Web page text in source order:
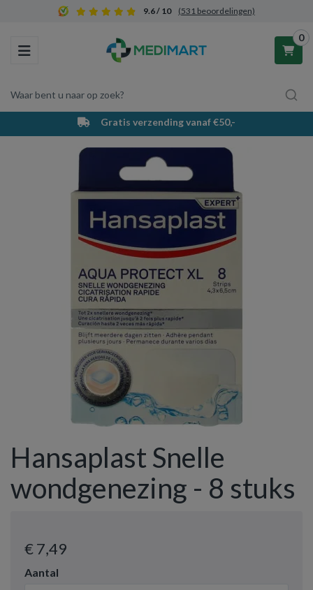
9.6 / 10 (531 beoordelingen)
Toggle navigation
Waar bent u naar op zoek?
0
Winkelwagen
Uw winkelwagen is leeg.
Vul hem met producten.
Gratis verzending vanaf €50,-
Hansaplast Snelle
wondgenezing - 8 stuks
€ 7,49
Aantal